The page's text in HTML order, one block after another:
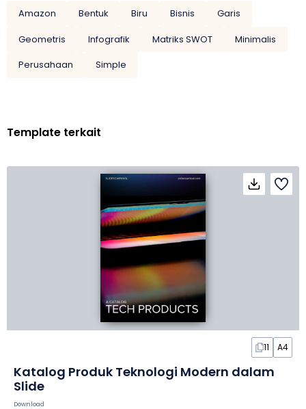
Amazon Bentuk Biru Bisnis
Garis
Geometris
Infografik Matriks SWOT
Minimalis
Perusahaan
Simple
Template terkait
11 A4
Katalog Produk Teknologi Modern dalam
Slide
Download